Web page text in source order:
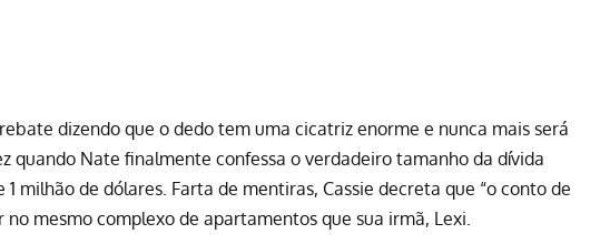
dizendo que o dedo tem uma cicatriz enorme e nunca mais será
quando Nate finalmente confessa o verdadeiro tamanho da dívida
milhão de dólares. Farta de mentiras, Cassie decreta que “o conto de
mesmo complexo de apartamentos que sua irmã, Lexi.